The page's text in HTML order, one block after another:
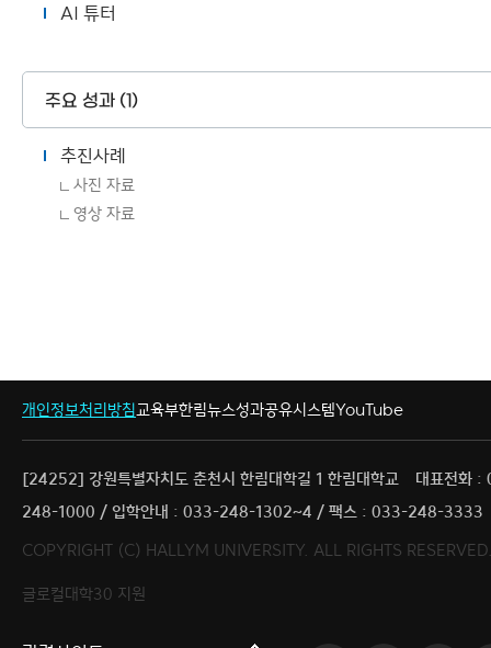
AI 튜터
주요 성과 (1)
추진사례
사진 자료
영상 자료
개인정보처리방침교육부한림뉴스성과공유시스템YouTube
[24252] 강원특별자치도 춘천시 한림대학길 1 한림대학교
대표전화
248-1000 / 입학안내 : 033-248-1302~4 / 팩스 : 033-248-3333
COPYRIGHT (C) HALLYM UNIVERSITY. ALL RIGHTS
글로컬대학30 지원
한림대학교